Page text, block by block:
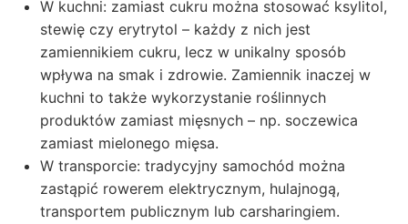
W kuchni: zamiast cukru można stosować ksylitol,
stewię czy erytrytol – każdy z nich jest
zamiennikiem cukru, lecz w unikalny sposób
wpływa na smak i zdrowie. Zamiennik inaczej w
kuchni to także wykorzystanie roślinnych
produktów zamiast mięsnych – np. soczewica
zamiast mielonego mięsa.
W transporcie: tradycyjny samochód można
zastąpić rowerem elektrycznym, hulajnogą,
transportem publicznym lub carsharingiem.